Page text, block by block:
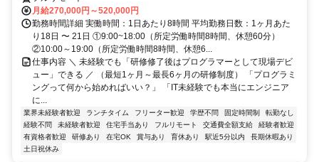
月給270,000円～520,000円
勤務時間詳細 実働時間：1日あたり8時間 平均勤務日数：1ヶ月あた
り18日 〜 21日 ①9:00~18:00（所定労働時間8時間、休憩60分）
②10:00～19:00（所定労働時間8時間、休憩6...
仕事内容 ＼ 未経験でも「研修修了後はプログラマーとして現場デビ
ュー」できる ／ （最短1ヶ月～最長6ヶ月の研修制度） 「プログラミ
ングって何から始めればいい？」 「IT未経験でも本当にエンジニア
に...
業界未経験者歓迎 ランチタイム フリーター歓迎 学歴不問 固定時間制
転勤なし
経験不問
未経験者歓迎 住宅手当あり フルリモート 交通費全額支給
経験者歓迎
有資格者歓迎
研修あり 在宅OK 賞与あり 育休あり 駅近5分以内
長期休暇あり
土日祝休み